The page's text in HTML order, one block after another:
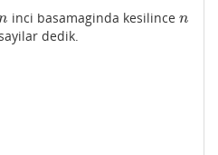
inci basamaginda kesilince n
n
dedik.